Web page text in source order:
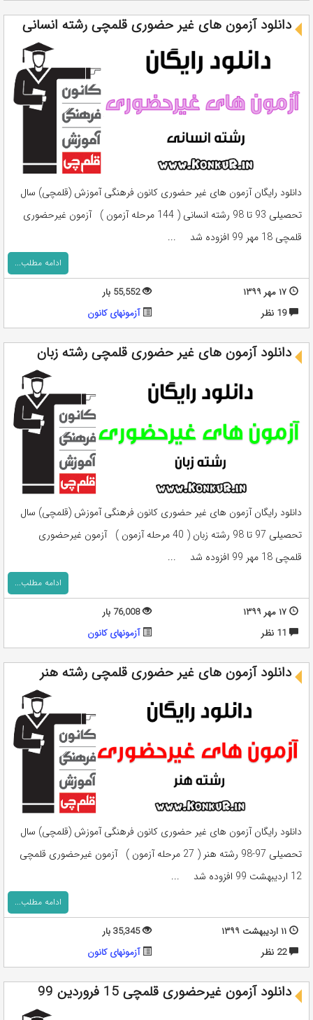
دانلود آزمون های غیر حضوری قلمچی رشته انسانی
دانلود رایگان آزمون های غیر حضوری کانون فرهنگی آموزش (قلمچی) سال
تحصیلی 93 تا 98 رشته انسانی ( 144 مرحله آزمون ) آزمون غیرحضوری
قلمچی 18 مهر 99 افزوده شد ...
ادامه مطلب...
۱۷ مهر ۱۳۹۹
55,552 بار
19 نظر
آزمونهای کانون
دانلود آزمون های غیر حضوری قلمچی رشته زبان
دانلود رایگان آزمون های غیر حضوری کانون فرهنگی آموزش (قلمچی) سال
تحصیلی 97 تا 98 رشته زبان ( 40 مرحله آزمون ) آزمون غیرحضوری
قلمچی 18 مهر 99 افزوده شد ...
ادامه مطلب...
۱۷ مهر ۱۳۹۹
76,008 بار
11 نظر
آزمونهای کانون
دانلود آزمون های غیر حضوری قلمچی رشته هنر
دانلود رایگان آزمون های غیر حضوری کانون فرهنگی آموزش (قلمچی) سال
تحصیلی 97-98 رشته هنر ( 27 مرحله آزمون ) آزمون غیرحضوری قلمچی
12 اردیبهشت 99 افزوده شد ...
ادامه مطلب...
۱۱ اردیبهشت ۱۳۹۹
35,345 بار
22 نظر
آزمونهای کانون
دانلود آزمون غیرحضوری قلمچی 15 فروردین 99